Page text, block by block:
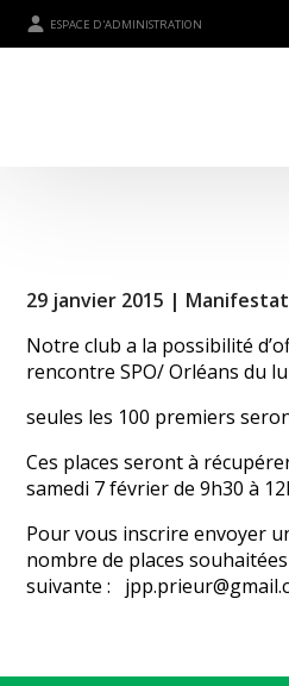
ESPACE D'ADMINISTRATION
29 janvier 2015 |
Notre club a la possibilité
rencontre SPO/ Orléans du
seules les 100 premiers
Ces places seront à
samedi 7 février de 9h30 à
Pour vous inscrire envoyer
nombre de places souhaitées
suivante :